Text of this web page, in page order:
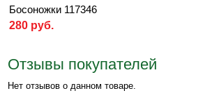
Босоножки 117346
280 руб.
Отзывы покупателей
Нет отзывов о данном товаре.